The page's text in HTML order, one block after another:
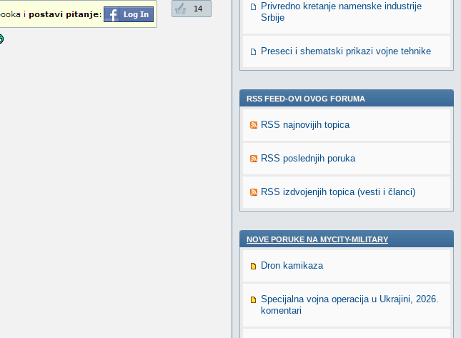
14
Privredno kretanje namenske industrije
Srbije
Preseci i shematski prikazi vojne tehnike
RSS FEED-OVI OVOG FORUMA
RSS najnovijih topica
RSS poslednjih poruka
RSS izdvojenjih topica (vesti i članci)
NOVE PORUKE NA MYCITY-MILITARY
Dron kamikaza
Specijalna vojna operacija u Ukrajini, 2026.
komentari